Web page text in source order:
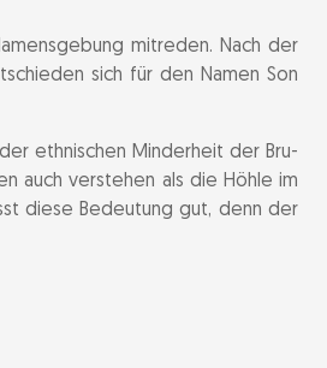
mitreden. Nach der
sich für den Namen Son
ethnischen Minderheit der Bru-
auch verstehen als die Höhle im
diese Bedeutung gut, denn der